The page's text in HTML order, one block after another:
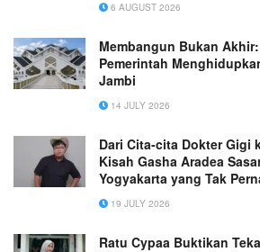
6 AUGUST 2026
Membangun Bukan
Pemerintah
Jambi
14 JULY 2026
Dari Cita-cita Dokter Gigi
Kisah Gasha Aradea
Yogyakarta yang Tak
19 JULY 2026
Ratu Cypaa Buktikan